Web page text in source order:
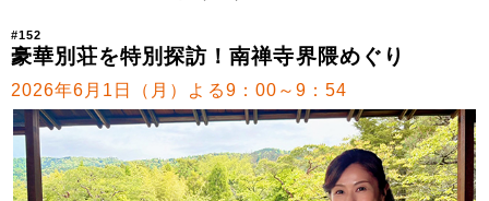
#152
豪華別荘を特別探訪！南禅寺界隈めぐり
2026年6月1日（月）よる9：00～9：54